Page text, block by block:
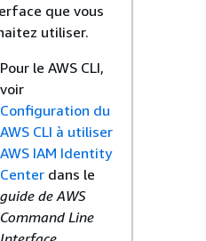
que vous
utiliser.
Pour le AWS CLI,
voir
Configuration du
AWS CLI à utiliser
AWS IAM Identity
Center dans le
guide de AWS
Command Line